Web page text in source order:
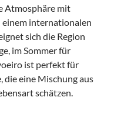
Atmosphäre mit
einem internationalen
sich die Region
im Sommer für
ist perfekt für
die eine Mischung aus
schätzen.